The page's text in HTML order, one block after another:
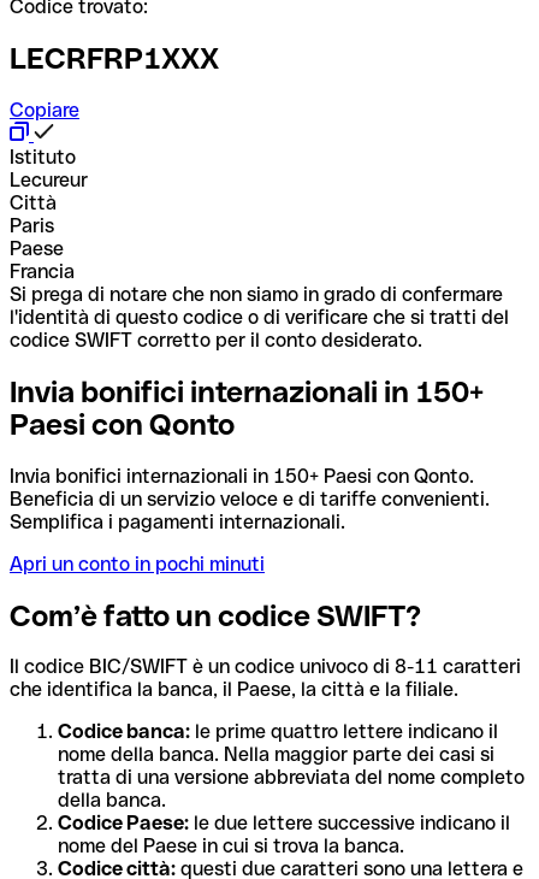
Codice trovato:
LECRFRP1XXX
Copiare
Istituto
Lecureur
Città
Paris
Paese
Francia
Si prega di notare che non siamo in grado di confermare
l'identità di questo codice o di verificare che si tratti del
codice SWIFT corretto per il conto desiderato.
Invia bonifici internazionali in 150+
Paesi con Qonto
Invia bonifici internazionali in 150+ Paesi con Qonto.
Beneficia di un servizio veloce e di tariffe convenienti.
Semplifica i pagamenti internazionali.
Apri un conto in pochi minuti
Com’è fatto un codice SWIFT?
Il codice BIC/SWIFT è un codice univoco di 8-11 caratteri
che identifica la banca, il Paese, la città e la filiale.
Codice banca: le prime quattro lettere indicano il
nome della banca. Nella maggior parte dei casi si
tratta di una versione abbreviata del nome completo
della banca.
Codice Paese: le due lettere successive indicano il
nome del Paese in cui si trova la banca.
Codice città: questi due caratteri sono una lettera e